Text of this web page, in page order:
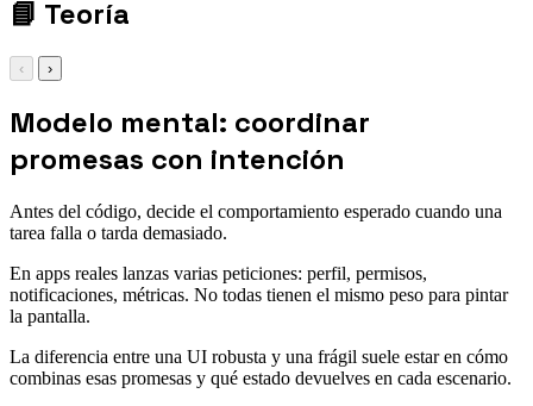
📘 Teoría
‹ ›
Modelo mental: coordinar
promesas con intención
Antes del código, decide el comportamiento esperado cuando una
tarea falla o tarda demasiado.
En apps reales lanzas varias peticiones: perfil, permisos,
notificaciones, métricas. No todas tienen el mismo peso para pintar
la pantalla.
La diferencia entre una UI robusta y una frágil suele estar en cómo
combinas esas promesas y qué estado devuelves en cada escenario.